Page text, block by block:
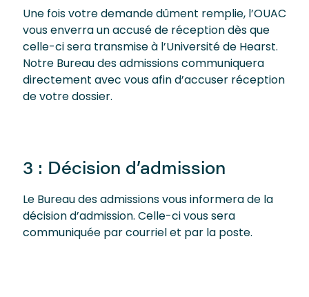
Une fois votre demande dûment remplie, l’OUAC
vous enverra un accusé de réception dès que
celle-ci sera transmise à l’Université de Hearst.
Notre Bureau des admissions communiquera
directement avec vous afin d’accuser réception
de votre dossier.
3 : Décision d’admission
Le Bureau des admissions vous informera de la
décision d’admission. Celle-ci vous sera
communiquée par courriel et par la poste.